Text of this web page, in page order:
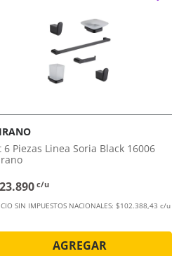
6 Piezas Linea Soria Black 16006
c/u
SIN IMPUESTOS NACIONALES: $102.388,43 c/u
AGREGAR